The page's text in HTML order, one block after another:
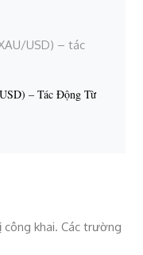
– Tác Động Từ
công khai. Các trường